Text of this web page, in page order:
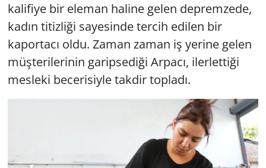
kalifiye bir eleman haline gelen depremzede,
kadın titizliği sayesinde tercih edilen bir
kaportacı oldu. Zaman zaman iş yerine gelen
müşterilerinin garipsediği Arpacı, ilerlettiği
mesleki becerisiyle takdir topladı.